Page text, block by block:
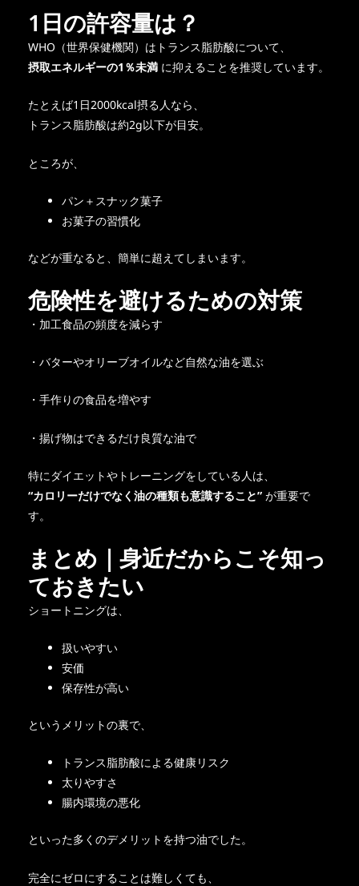
1日の許容量は？
WHO（世界保健機関）はトランス脂肪酸について、
摂取エネルギーの1％未満に抑えることを推奨しています。
たとえば1日2000kcal摂る人なら、
トランス脂肪酸は約2g以下が目安。
ところが、
パン＋スナック菓子
お菓子の習慣化
などが重なると、簡単に超えてしまいます。
危険性を避けるための対策
・加工食品の頻度を減らす
・バターやオリーブオイルなど自然な油を選ぶ
・手作りの食品を増やす
・揚げ物はできるだけ良質な油で
特にダイエットやトレーニングをしている人は、
“カロリーだけでなく油の種類も意識すること”が重要で
す。
まとめ｜身近だからこそ知っ
ておきたい
ショートニングは、
扱いやすい
安価
保存性が高い
というメリットの裏で、
トランス脂肪酸による健康リスク
太りやすさ
腸内環境の悪化
といった多くのデメリットを持つ油でした。
完全にゼロにすることは難しくても、